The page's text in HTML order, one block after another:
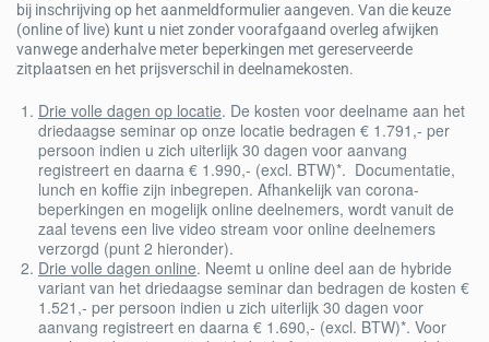
bij inschrijving op het aanmeldformulier aangeven. Van die keuze
(online of live) kunt u niet zonder voorafgaand overleg afwijken
vanwege anderhalve meter beperkingen met gereserveerde
zitplaatsen en het prijsverschil in deelnamekosten.
Drie volle dagen op locatie. De kosten voor deelname aan het
driedaagse seminar op onze locatie bedragen € 1.791,- per
persoon indien u zich uiterlijk 30 dagen voor aanvang
registreert en daarna € 1.990,- (excl. BTW)*. Documentatie,
lunch en koffie zijn inbegrepen. Afhankelijk van corona-
beperkingen en mogelijk online deelnemers, wordt vanuit de
zaal tevens een live video stream voor online deelnemers
verzorgd (punt 2 hieronder).
Drie volle dagen online. Neemt u online deel aan de hybride
variant van het driedaagse seminar dan bedragen de kosten €
1.521,- per persoon indien u zich uiterlijk 30 dagen voor
aanvang registreert en daarna € 1.690,- (excl. BTW)*. Voor